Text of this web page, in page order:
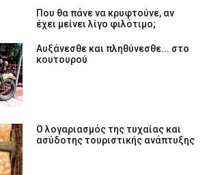
Που θα πάνε να κρυφτούνε, αν
έχει μείνει λίγο φιλότιμο;
Αυξάνεσθε και πληθύνεσθε... στο
κουτουρού
Ο λογαριασμός της τυχαίας και
ασύδοτης τουριστικής ανάπτυξης